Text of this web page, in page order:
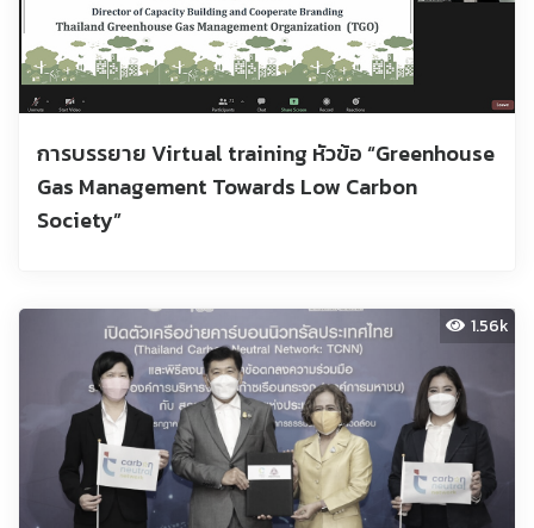
การบรรยาย Virtual training หัวข้อ “Greenhouse
Gas Management Towards Low Carbon
Society”
1.56k